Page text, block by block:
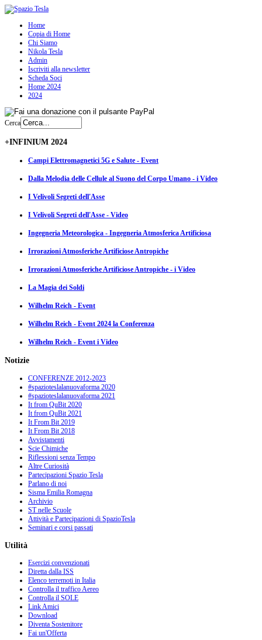
Home
Copia di Home
Chi Siamo
Nikola Tesla
Admin
Iscriviti alla newsletter
Scheda Soci
Home 2024
2024
Cerca
+INFINIUM 2024
Campi Elettromagnetici 5G e Salute - Event
Dalla Melodia delle Cellule al Suono del Corpo Umano - i Video
I Velivoli Segreti dell'Asse
I Velivoli Segreti dell'Asse - Video
Ingegneria Meteorologica - Ingegneria Atmosferica Artificiosa
Irrorazioni Atmosferiche Artificiose Antropiche
Irrorazioni Atmosferiche Artificiose Antropiche - i Video
La Magia dei Soldi
Wilhelm Reich - Event
Wilhelm Reich - Event 2024 la Conferenza
Wilhelm Reich - Event i Video
Notizie
CONFERENZE 2012-2023
#spazioteslalanuovaforma 2020
#spazioteslalanuovaforma 2021
It from QuBit 2020
It from QuBit 2021
It From Bit 2019
It From Bit 2018
Avvistamenti
Scie Chimiche
Riflessioni senza Tempo
Altre Curiosità
Partecipazioni Spazio Tesla
Parlano di noi
Sisma Emilia Romagna
Archivio
ST nelle Scuole
Attività e Partecipazioni di SpazioTesla
Seminari e corsi passati
Utilità
Esercizi convenzionati
Diretta dalla ISS
Elenco terremoti in Italia
Controlla il traffico Aereo
Controlla il SOLE
Link Amici
Download
Diventa Sostenitore
Fai un'Offerta